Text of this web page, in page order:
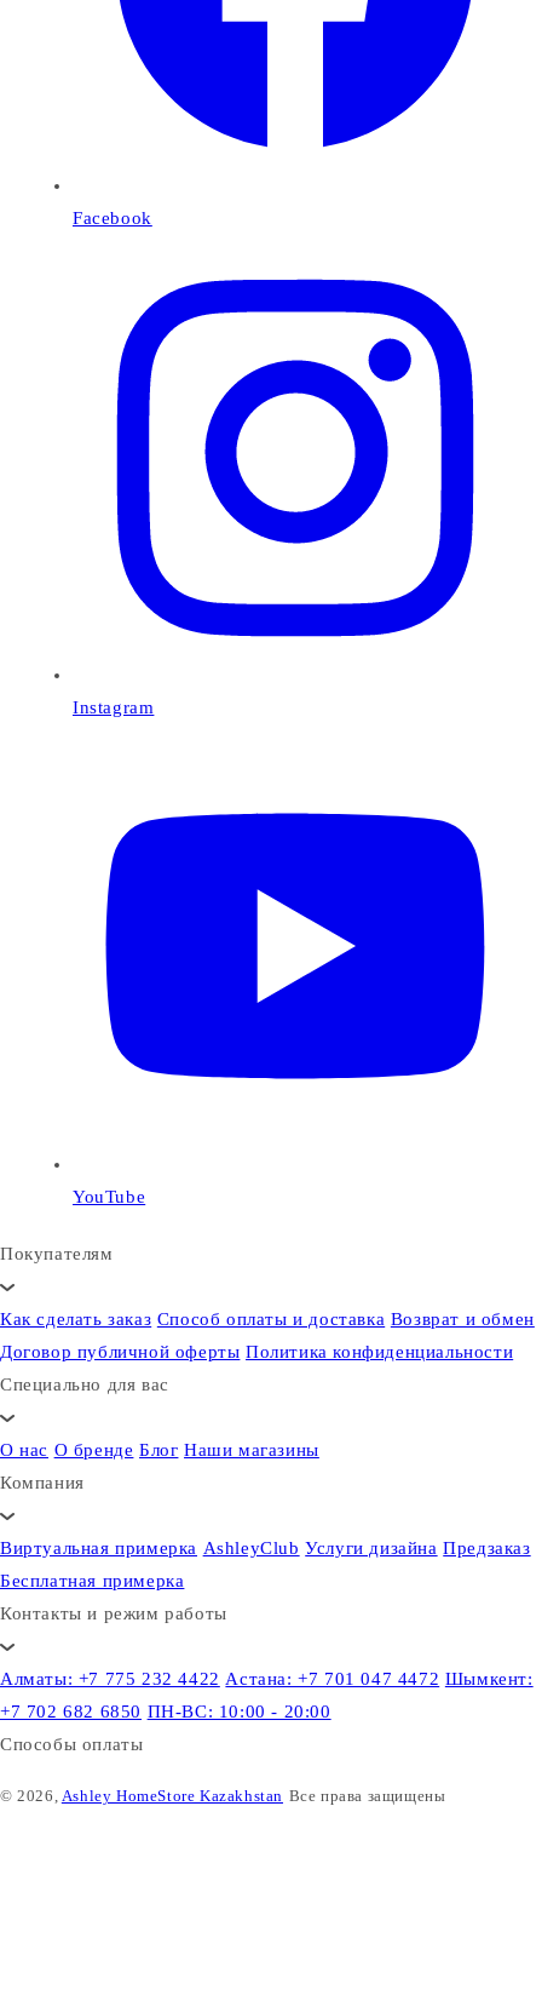
Facebook
Instagram
YouTube
Покупателям
Как сделать заказ Способ оплаты и доставка Возврат и обмен
Договор публичной оферты Политика конфиденциальности
Специально для вас
О нас О бренде Блог Наши магазины
Компания
Виртуальная примерка AshleyClub Услуги дизайна Предзаказ
Бесплатная примерка
Контакты и режим работы
Алматы: +7 775 232 4422 Астана: +7 701 047 4472 Шымкент:
+7 702 682 6850 ПН-ВС: 10:00 - 20:00
Способы оплаты
© 2026, Ashley HomeStore Kazakhstan Все права защищены